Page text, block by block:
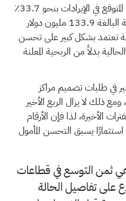
إن هذا المزيج من النمو القوي المتوقع في الإيرادات بنحو 33.7٪
سنوياً والخسائر الكبيرة الحالية البالغة 133.9 مليون دولار
تعتمد بشكل كبير على تحسن
بدلاً من الربحية المعلنة
في طلبات تصميم مراكز
ومع ذلك لا يزال الربع الأخير
الأخيرة، لذا فإن الأرقام
يسبق التحسن المأمول
هي ثمن التوسع في قطاعات
على تفاصيل الحالة